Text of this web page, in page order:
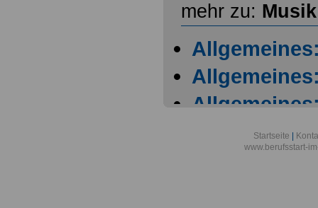
mehr zu: Musik
Startseite
www.berufsstart-